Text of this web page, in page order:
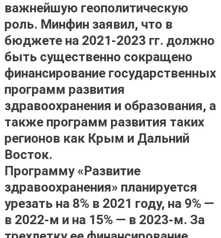
важнейшую геополитическую
роль. Минфин заявил, что в
бюджете на 2021-2023 гг. должно
быть существенно сокращено
финансирование государственных
программ развития
здравоохранения и образования, а
также программ развития таких
регионов как Крым и Дальний
Восток.
Программу «Развитие
здравоохранения» планируется
урезать на 8% в 2021 году, на 9% —
в 2022-м и на 15% — в 2023-м. За